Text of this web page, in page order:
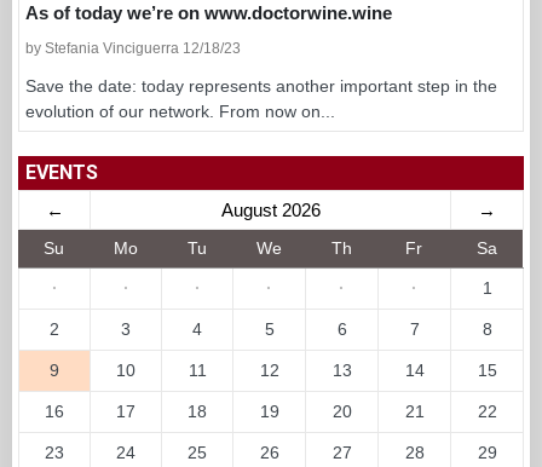
As of today we’re on www.doctorwine.wine
by Stefania Vinciguerra 12/18/23
Save the date: today represents another important step in the
evolution of our network. From now on...
EVENTS
← August 2026 →
Su Mo Tu We Th Fr Sa
· · · · · · 1
2 3 4 5 6 7 8
9 10 11 12 13 14 15
16 17 18 19 20 21 22
23 24 25 26 27 28 29